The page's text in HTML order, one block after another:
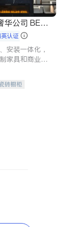
司 BELL
认证
安装一体化，
家具和商业空
砖橱柜